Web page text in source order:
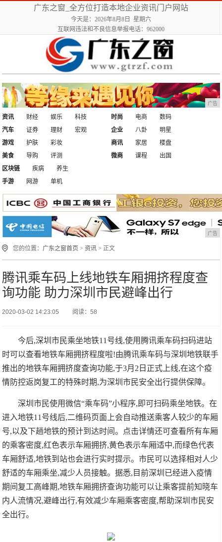
广东之窗_全方位打造本地企业资讯门户网站
今天是：2026年8月8日 星期六
互联网违法和不良信息举报电话：962000
广告
资讯 财经 娱乐
科技
汽车
证券 理财 宏观
时尚 电商
数码
企业
八卦
明星
游戏
护肤
彩妆
美食
导购 评测
商讯 家居
楼盘
微商
课程
出国
区块链
疾病
养生
手游
网游 单机
广告
您的位置： 广东之窗首页 >资讯 > 正文
腾讯乘车码上线地铁车厢拥挤程度查
询功能 助力深圳市民避峰出行
2020-03-02 14:23:05 阅读：58
今后,深圳市民乘坐地铁11号线,使用腾讯乘车码扫码进站
时可以查看地铁车厢拥挤程度啦!由腾讯乘车码与深圳地铁联手
推出的地铁车厢拥挤度查询功能,于3月2日正式上线,在这个疫
情防控返岗复工的特殊时期,为深圳市民安全出行提供保障。
深圳市民使用微信“乘车码”小程序,即可扫码乘坐地铁。在
进入地铁11号线后,二维码页面上会自动推送乘客人较少的车厢
号,以及下趟地铁的预计到达时间。点击详情还可查看所有车厢
的乘客密度,红色表示车厢拥挤,黄色表示车厢适中,而绿色代表
车厢舒适,地铁到站也会进行实时提示。市民可以选择相对人少
舒适的车厢乘坐,减少人员接触。据悉,目前深圳已经进入疫情
期间复工高峰期,地铁车厢拥挤查询功能可以让乘客提前知晓车
内人流情况,避峰出行,有效减少车厢乘客密度,帮助深圳市民安
全出行。